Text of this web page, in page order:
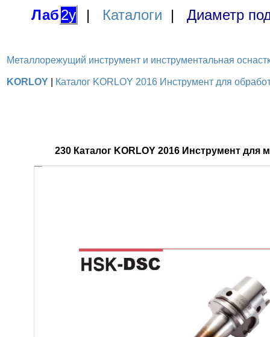
Лаб2у | Каталоги | Диаметр
Металлорежущий инструмент и инструментальная
KORLOY Каталог KORLOY 2016 Инструмент для
230 Каталог KORLOY 2016 Инструмент